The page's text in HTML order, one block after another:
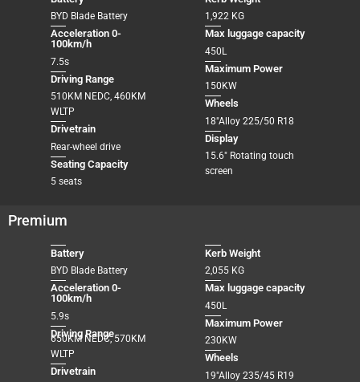
BYD Blade Battery
Acceleration 0-
100km/h
7.5s
Driving Range
510KM NEDC, 460KM
WLTP
Drivetrain
Rear-wheel drive
Seating Capacity
5 seats
1,922 KG
Max luggage capacity
450L
Maximum Power
150KW
Wheels
18″Alloy 225/50 R18
Display
15.6″ Rotating touch
screen
Premium
Battery
BYD Blade Battery
Acceleration 0-
100km/h
5.9s
Driving Range
650KM NEDC, 570KM
WLTP
Drivetrain
Kerb Weight
2,055 KG
Max luggage capacity
450L
Maximum Power
230KW
Wheels
19″Alloy 235/45 R19